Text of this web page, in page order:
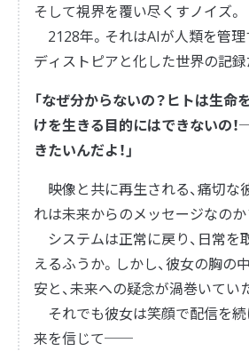
そして視界を覆い尽くすノイズ。
2128年。それはAIが人類を管理
ディストピアと化した世界の記録
「なぜ分からないの？ヒトは生命
けを生きる目的にはできないの
きたいんだよ！」
映像と共に再生される、痛切な
れは未来からのメッセージなのか
システムは正常に戻り、日常を
えるふうか。しかし、彼女の胸の
安と、未来への疑念が渦巻いてい
それでも彼女は笑顔で配信を
来を信じて──